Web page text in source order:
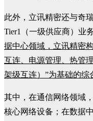
此外，立讯精密还与奇
Tier1（一级供应商）业
据中心领域，立讯精密
互连、电源管理、热管
架级互连）”为基础的综
其中，在通信网络领域
核心网络设备；在数据